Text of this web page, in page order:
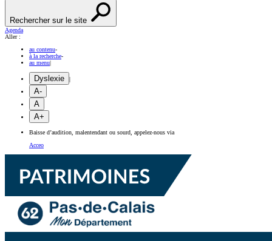
Rechercher sur le site
Agenda
Aller :
au contenu-
à la recherche-
au menu|
Dyslexie |
A-
A
A+
Baisse d’audition, malentendant ou sourd, appelez-nous via
Acceo